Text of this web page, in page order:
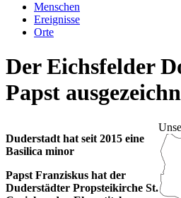
Menschen
Ereignisse
Orte
Der Eichsfelder
Papst
Duderstadt hat seit 2015 eine
Basilica minor
Papst Franziskus hat der
Duderstädter Propsteikirche St.